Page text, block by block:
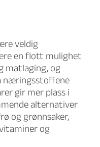
veldig
en flott mulighet
matlaging, og
næringsstoffene
gir mer plass i
alternativer
og grønnsaker,
og